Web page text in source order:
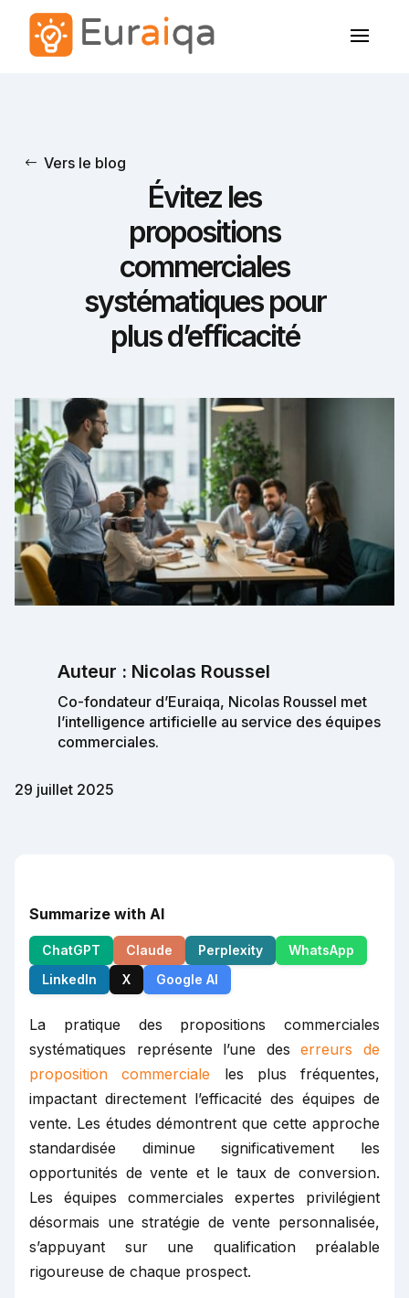
Vers le blog
Évitez les
propositions
commerciales
systématiques pour
plus d’efficacité
Auteur : Nicolas Roussel
Co-fondateur d’Euraiqa, Nicolas Roussel met
l’intelligence artificielle au service des équipes
commerciales.
29 juillet 2025
Summarize with AI
ChatGPT Claude Perplexity
WhatsApp
LinkedIn
X Google AI
La pratique des propositions commerciales
systématiques représente l’une deserreurs de
proposition commerciale les plus fréquentes,
impactant directement l’efficacité des équipes de
vente. Les études démontrent que cette approche
standardisée diminue significativement les
opportunités de vente et le taux de conversion.
Les équipes commerciales expertes privilégient
désormais une stratégie de vente personnalisée,
s’appuyant sur une qualification préalable
rigoureuse de chaque prospect.